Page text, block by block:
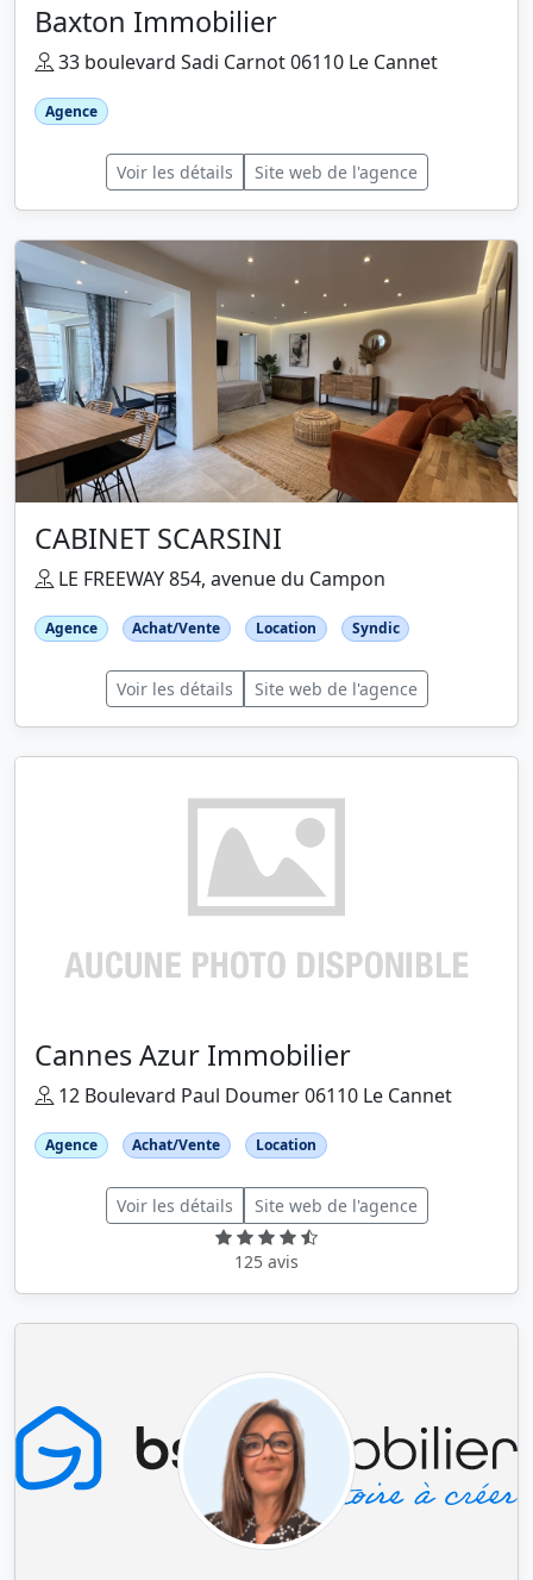
Baxton Immobilier
33 boulevard Sadi Carnot 06110 Le Cannet
Agence
Voir les détails Site web de l'agence
CABINET SCARSINI
LE FREEWAY 854, avenue du Campon
Agence Achat/Vente Location Syndic
Voir les détails Site web de l'agence
Cannes Azur Immobilier
12 Boulevard Paul Doumer 06110 Le Cannet
Agence Achat/Vente Location
Voir les détails Site web de l'agence
125 avis